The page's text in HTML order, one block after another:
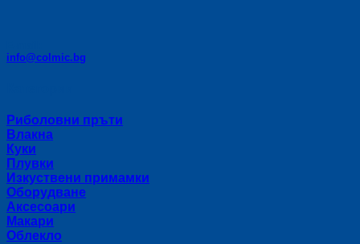
info@colmic.bg
Риболовни пръти
Влакна
Куки
Плувки
Изкуствени примамки
Оборудване
Аксесоари
Макари
Облекло